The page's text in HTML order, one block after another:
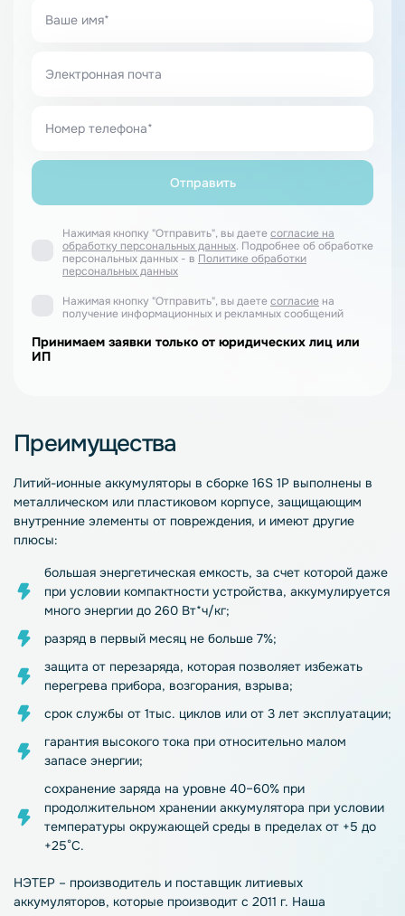
Нажимая кнопку "Отправить", вы даетесогласие на
обработку персональных данных. Подробнее об обработке
персональных данных - в Политике обработки
персональных данных
Нажимая кнопку "Отправить", вы даетесогласие на
получение информационных и рекламных сообщений
Принимаем заявки только от юридических лиц или
ИП
Преимущества
Литий-ионные аккумуляторы в сборке 16S 1P выполнены в
металлическом или пластиковом корпусе, защищающим
внутренние элементы от повреждения, и имеют другие
плюсы:
большая энергетическая емкость, за счет которой даже
при условии компактности устройства, аккумулируется
много энергии до 260 Вт*ч/кг;
разряд в первый месяц не больше 7%;
защита от перезаряда, которая позволяет избежать
перегрева прибора, возгорания, взрыва;
срок службы от 1тыс. циклов или от 3 лет эксплуатации;
гарантия высокого тока при относительно малом
запасе энергии;
сохранение заряда на уровне 40–60% при
продолжительном хранении аккумулятора при условии
температуры окружающей среды в пределах от +5 до
+25°С.
НЭТЕР – производитель и поставщик литиевых
аккумуляторов, которые производит с 2011 г. Наша